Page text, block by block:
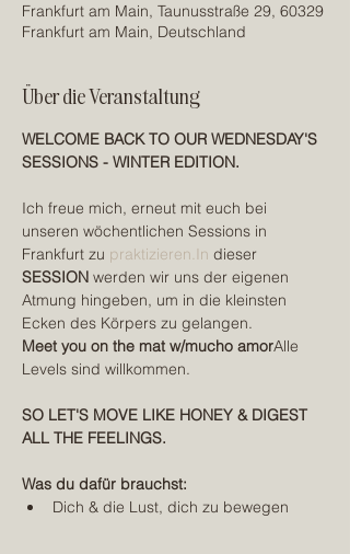
Frankfurt am Main, Taunusstraße 29, 60329
Frankfurt am Main, Deutschland
Über die Veranstaltung
WELCOME BACK TO OUR WEDNESDAY'S
SESSIONS - WINTER EDITION.
Ich freue mich, erneut mit euch bei
unseren wöchentlichen Sessions in
Frankfurt zu praktizieren.In dieser
SESSION werden wir uns der eigenen
Atmung hingeben, um in die kleinsten
Ecken des Körpers zu gelangen.
Meet you on the mat w/mucho amorAlle
Levels sind willkommen.
SO LET'S MOVE LIKE HONEY & DIGEST
ALL THE FEELINGS.
Was du dafür brauchst:
Dich & die Lust, dich zu bewegen